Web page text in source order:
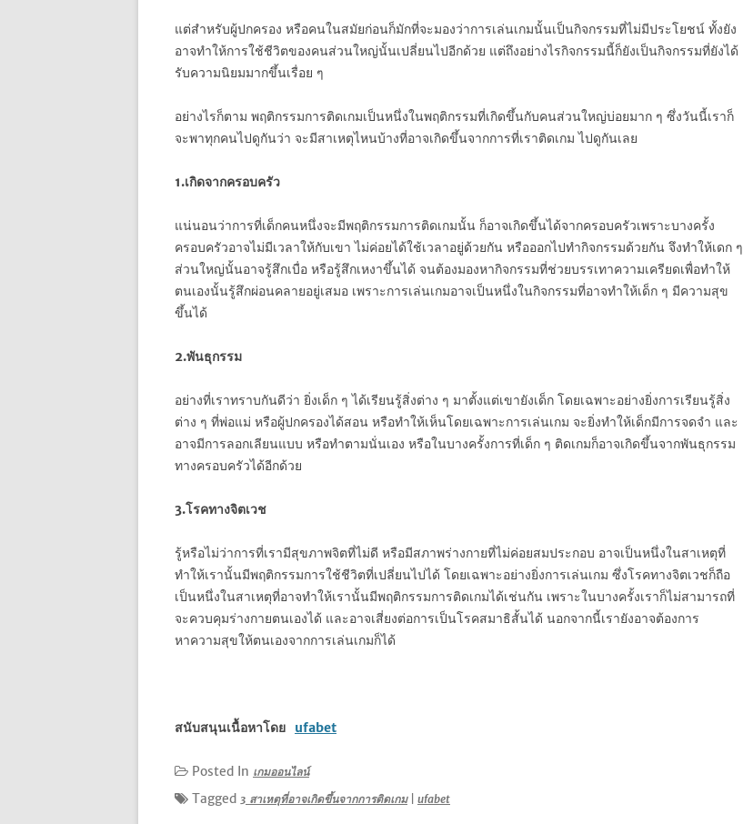
แต่สำหรับผู้ปกครอง หรือคนในสมัยก่อนก็มักที่จะมองว่าการเล่นเกมนั้นเป็นกิจกรรมที่ไม่มีประโยชน์ ทั้งยัง
อาจทำให้การใช้ชีวิตของคนส่วนใหญ่นั้นเปลี่ยนไปอีกด้วย แต่ถึงอย่างไรกิจกรรมนี้ก็ยังเป็นกิจกรรมที่ยังได้
รับความนิยมมากขึ้นเรื่อย ๆ
อย่างไรก็ตาม พฤติกรรมการติดเกมเป็นหนึ่งในพฤติกรรมที่เกิดขึ้นกับคนส่วนใหญ่บ่อยมาก ๆ ซึ่งวันนี้เราก็
จะพาทุกคนไปดูกันว่า จะมีสาเหตุไหนบ้างที่อาจเกิดขึ้นจากการที่เราติดเกม ไปดูกันเลย
1.เกิดจากครอบครัว
แน่นอนว่าการที่เด็กคนหนึ่งจะมีพฤติกรรมการติดเกมนั้น ก็อาจเกิดขึ้นได้จากครอบครัวเพราะบางครั้ง
ครอบครัวอาจไม่มีเวลาให้กับเขา ไม่ค่อยได้ใช้เวลาอยู่ด้วยกัน หรือออกไปทำกิจกรรมด้วยกัน จึงทำให้เด​ก ๆ
ส่วนใหญ่นั้นอาจรู้สึกเบื่อ หรือรู้สึกเหงาขึ้นได้ จนต้องมองหากิจกรรมที่ช่วยบรรเทาความเครียดเพื่อทำให้
ตนเองนั้นรู้สึกผ่อนคลายอยู่เสมอ เพราะการเล่นเกมอาจเป็นหนึ่งในกิจกรรมที่อาจทำให้เด็ก ๆ มีความสุข
ขึ้นได้
2.พันธุกรรม
อย่างที่เราทราบกันดีว่า ยิ่งเด็ก ๆ ได้เรียนรู้สิ่งต่าง ๆ มาตั้งแต่เขายังเด็ก โดยเฉพาะอย่างยิ่งการเรียนรู้สิ่ง
ต่าง ๆ ที่พ่อแม่ หรือผู้ปกครองได้สอน หรือทำให้เห็นโดยเฉพาะการเล่นเกม จะยิ่งทำให้เด็กมีการจดจำ และ
อาจมีการลอกเลียนแบบ หรือทำตามนั่นเอง หรือในบางครั้งการที่เด็ก ๆ ติดเกมก็อาจเกิดขึ้นจากพันธุกรรม
ทางครอบครัวได้อีกด้วย
3.โรคทางจิตเวช
รู้หรือไม่ว่าการที่เรามีสุขภาพจิตที่ไม่ดี หรือมีสภาพร่างกายที่ไม่ค่อยสมประกอบ อาจเป็นหนึ่งในสาเหตุที่
ทำให้เรานั้นมีพฤติกรรมการใช้ชีวิตที่เปลี่ยนไปได้ โดยเฉพาะอย่างยิ่งการเล่นเกม ซึ่งโรคทางจิตเวชก็ถือ
เป็นหนึ่งในสาเหตุที่อาจทำให้เรานั้นมีพฤติกรรมการติดเกมได้เช่นกัน เพราะในบางครั้งเราก็ไม่สามารถที่
จะควบคุมร่างกายตนเองได้ และอาจเสี่ยงต่อการเป็นโรคสมาธิสั้นได้ นอกจากนี้เรายังอาจต้องการ
หาความสุขให้ตนเองจากการเล่นเกมก็ได้
สนับสนุนเนื้อหาโดย ufabet
Posted In เกมออนไลน์
Tagged 3 สาเหตุที่อาจเกิดขึ้นจากการติดเกม| ufabet